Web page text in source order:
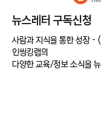
이해하려 노력하
리고 비즈니스
​뉴스레터 구독신청
사람과 지식을 통한 성장 -
인씽킹랩의
다양한 교육/정보 소식을